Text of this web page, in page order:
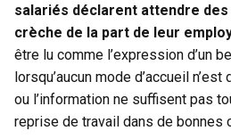
salariés déclarent attendre
crèche de la part de leur
être lu comme l’expression d’un
lorsqu’aucun mode d’accueil
ou l’information ne suffisent pas
reprise de travail dans de bonnes